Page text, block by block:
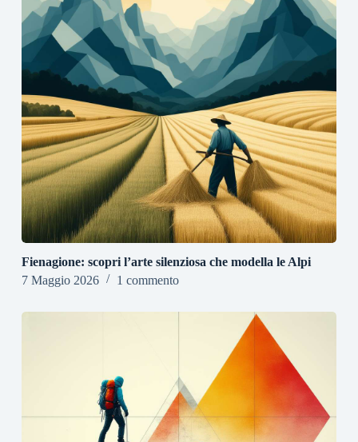
Fienagione: scopri l’arte silenziosa che modella le Alpi
7 Maggio 2026
1 commento